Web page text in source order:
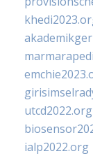
utcd2022.org
ialp2022.org